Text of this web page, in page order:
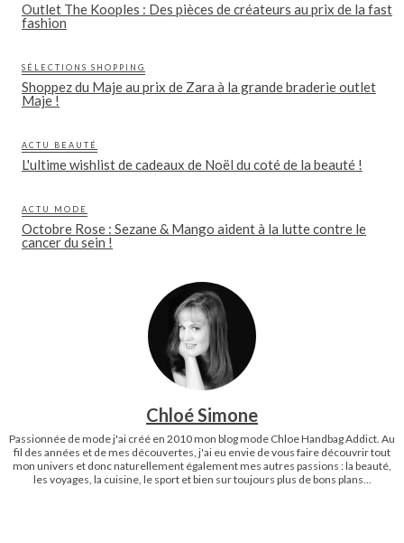
Outlet The Kooples : Des pièces de créateurs au prix de la fast
fashion
SÉLECTIONS SHOPPING
Shoppez du Maje au prix de Zara à la grande braderie outlet
Maje !
ACTU BEAUTÉ
L'ultime wishlist de cadeaux de Noël du coté de la beauté !
ACTU MODE
Octobre Rose : Sezane & Mango aident à la lutte contre le
cancer du sein !
Chloé Simone
Passionnée de mode j'ai créé en 2010 mon blog mode Chloe Handbag Addict. Au
fil des années et de mes découvertes, j'ai eu envie de vous faire découvrir tout
mon univers et donc naturellement également mes autres passions : la beauté,
les voyages, la cuisine, le sport et bien sur toujours plus de bons plans...